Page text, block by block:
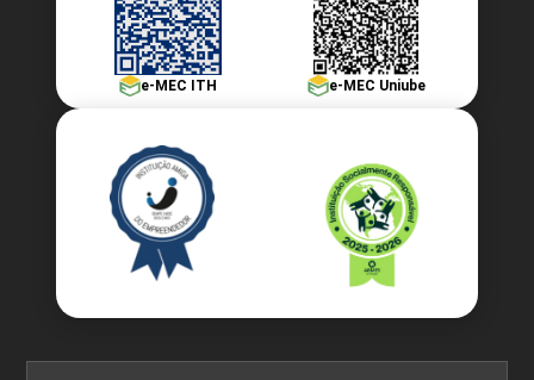
e-MEC ITH e-MEC Uniube